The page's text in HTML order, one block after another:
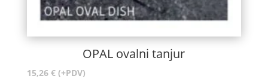
OPAL ovalni tanjur
15,26 € (+PDV)